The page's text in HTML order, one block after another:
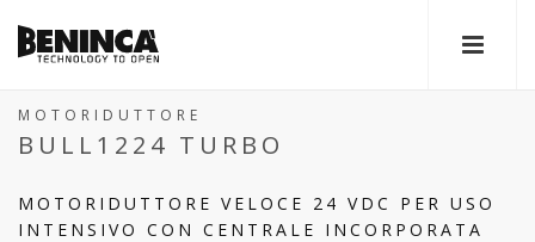
MOTORIDUTTORE
BULL1224 TURBO
MOTORIDUTTORE VELOCE 24 VDC PER USO
INTENSIVO CON CENTRALE INCORPORATA